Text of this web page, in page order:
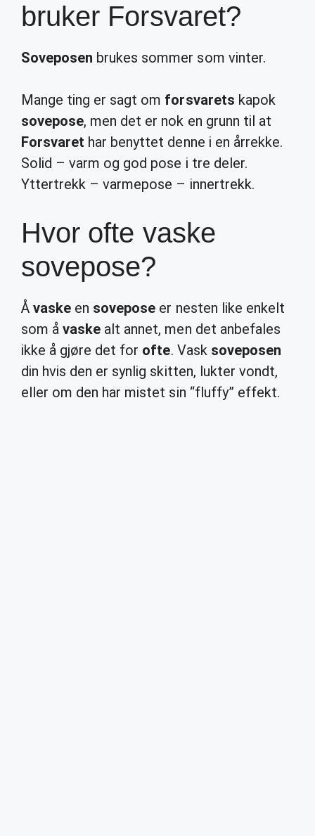
bruker Forsvaret?
Soveposen brukes sommer som vinter.
Mange ting er sagt om forsvarets kapok
sovepose, men det er nok en grunn til at
Forsvaret har benyttet denne i en årrekke.
Solid – varm og god pose i tre deler.
Yttertrekk – varmepose – innertrekk.
Hvor ofte vaske
sovepose?
Åvaske en sovepose er nesten like enkelt
som åvaske alt annet, men det anbefales
ikke å gjøre det for ofte. Vask soveposen
din hvis den er synlig skitten, lukter vondt,
eller om den har mistet sin “fluffy” effekt.